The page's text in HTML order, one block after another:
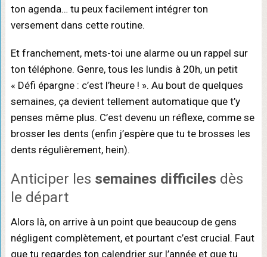
ton agenda… tu peux facilement intégrer ton
versement dans cette routine.
Et franchement, mets-toi une alarme ou un rappel sur
ton téléphone. Genre, tous les lundis à 20h, un petit
« Défi épargne : c’est l’heure ! ». Au bout de quelques
semaines, ça devient tellement automatique que t’y
penses même plus. C’est devenu un réflexe, comme se
brosser les dents (enfin j’espère que tu te brosses les
dents régulièrement, hein).
Anticiper les semaines difficiles dès
le départ
Alors là, on arrive à un point que beaucoup de gens
négligent complètement, et pourtant c’est crucial. Faut
que tu regardes ton calendrier sur l’année et que tu